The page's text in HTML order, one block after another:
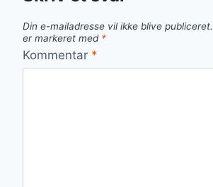
Din e-mailadresse vil ikke blive publiceret.
er markeret med *
Kommentar *